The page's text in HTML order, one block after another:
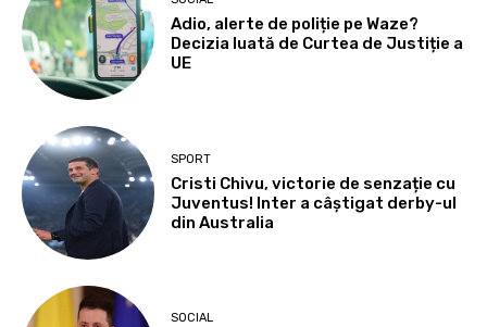
Adio, alerte de poliție pe Waze?
Decizia luată de Curtea de Justiție a
UE
SPORT
Cristi Chivu, victorie de senzație cu
Juventus! Inter a câștigat derby-ul
din Australia
SOCIAL